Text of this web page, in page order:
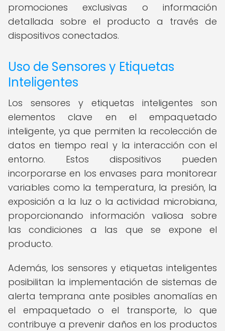
promociones exclusivas o información
detallada sobre el producto a través de
dispositivos conectados.
Uso de Sensores y Etiquetas
Inteligentes
Los sensores y etiquetas inteligentes son
elementos clave en el empaquetado
inteligente, ya que permiten la recolección de
datos en tiempo real y la interacción con el
entorno. Estos dispositivos pueden
incorporarse en los envases para monitorear
variables como la temperatura, la presión, la
exposición a la luz o la actividad microbiana,
proporcionando información valiosa sobre
las condiciones a las que se expone el
producto.
Además, los sensores y etiquetas inteligentes
posibilitan la implementación de sistemas de
alerta temprana ante posibles anomalías en
el empaquetado o el transporte, lo que
contribuye a prevenir daños en los productos